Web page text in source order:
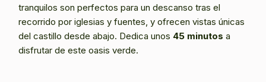
tranquilos son perfectos para un descanso tras el
recorrido por iglesias y fuentes, y ofrecen vistas únicas
del castillo desde abajo. Dedica unos 45 minutos a
disfrutar de este oasis verde.